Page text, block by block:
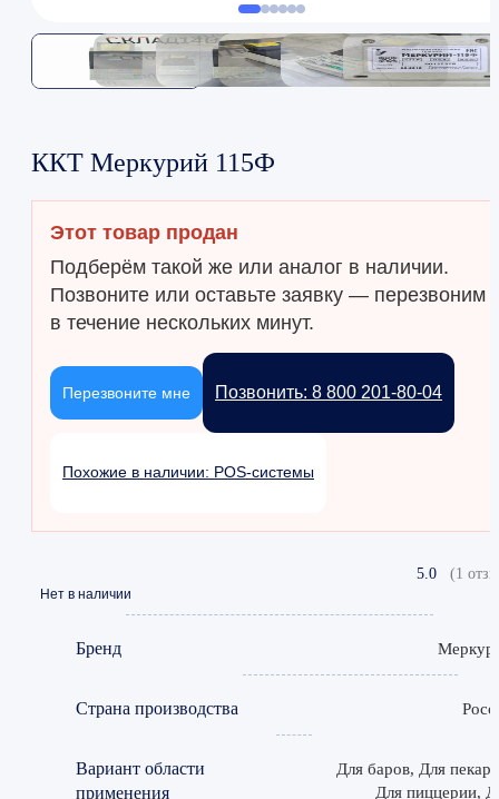
ККТ Меркурий 115Ф
Этот товар продан
Подберём такой же или аналог в наличии.
Позвоните или оставьте заявку — перезвоним
в течение нескольких минут.
Позвонить: 8 800 201-80-04
Перезвоните мне
Похожие в наличии: POS-системы
5.0 (1
Нет в наличии
Бренд
Страна производства
Вариант области
применения
Для баров, Для
Для пиццерии,